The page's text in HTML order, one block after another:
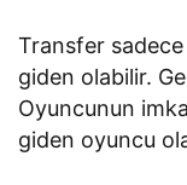
Transfer
giden olabilir.
Oyuncunun
giden oyuncu